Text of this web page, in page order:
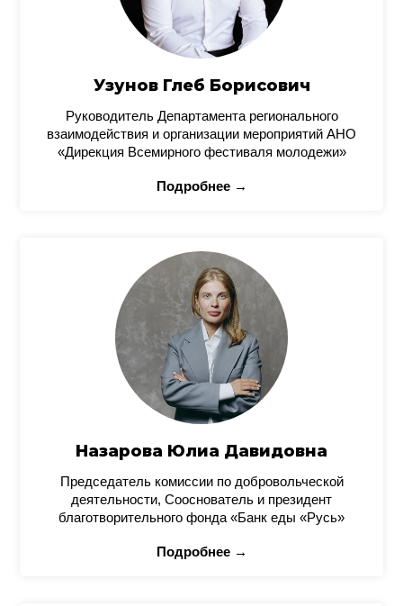
Узунов Глеб Борисович
Руководитель Департамента регионального
взаимодействия и организации мероприятий АНО
«Дирекция Всемирного фестиваля молодежи»
Подробнее →
Назарова Юлиа Давидовна
Председатель комиссии по добровольческой
деятельности, Сооснователь и президент
благотворительного фонда «Банк еды «Русь»
Подробнее →